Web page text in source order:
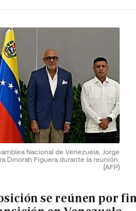
Nacional de Venezuela, Jorge
Dinorah Figuera durante la reunión.
(AFP)
se reúnen por